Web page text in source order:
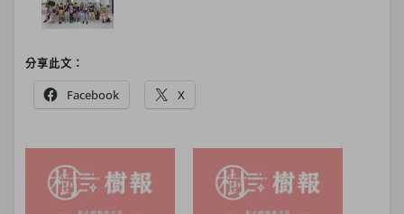
分享此文：
Facebook X